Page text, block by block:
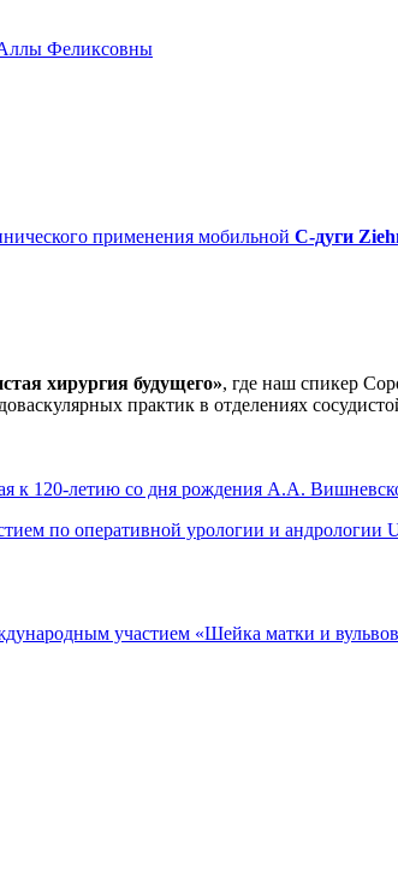
Феликсовны
применения мобильной С-дуги
хирургия будущего», где наш спикер
практик в отделениях
к 120-летию со дня рождения А.А.
по оперативной урологии и андрологии
участием «Шейка матки и